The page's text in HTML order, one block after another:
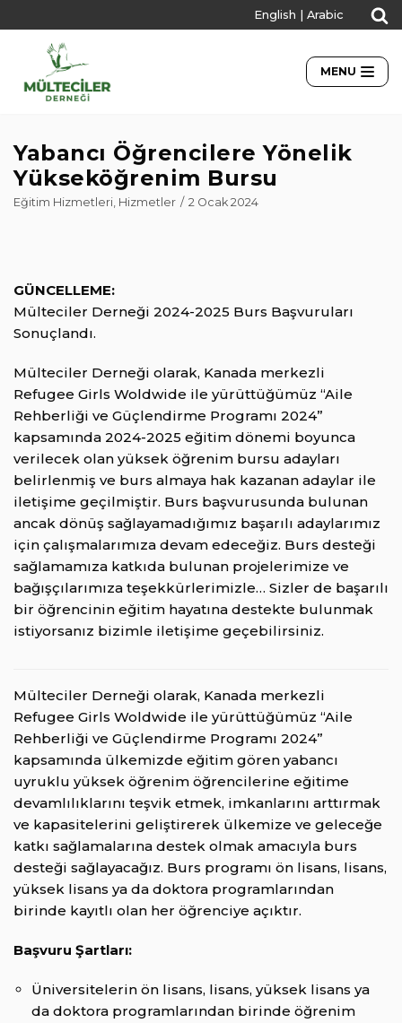
English Arabic
MENU
Yabancı Öğrencilere Yönelik
Yükseköğrenim Bursu
Eğitim Hizmetleri, Hizmetler 2 Ocak 2024
GÜNCELLEME:
Mülteciler Derneği 2024-2025 Burs Başvuruları
Sonuçlandı.
Mülteciler Derneği olarak, Kanada merkezli
Refugee Girls Woldwide ile yürüttüğümüz “Aile
Rehberliği ve Güçlendirme Programı 2024”
kapsamında 2024-2025 eğitim dönemi boyunca
verilecek olan yüksek öğrenim bursu adayları
belirlenmiş ve burs almaya hak kazanan adaylar ile
iletişime geçilmiştir. Burs başvurusunda bulunan
ancak dönüş sağlayamadığımız başarılı adaylarımız
için çalışmalarımıza devam edeceğiz. Burs desteği
sağlamamıza katkıda bulunan projelerimize ve
bağışçılarımıza teşekkürlerimizle… Sizler de başarılı
bir öğrencinin eğitim hayatına destekte bulunmak
istiyorsanız bizimle iletişime geçebilirsiniz.
Mülteciler Derneği olarak, Kanada merkezli
Refugee Girls Woldwide ile yürüttüğümüz “Aile
Rehberliği ve Güçlendirme Programı 2024”
kapsamında ülkemizde eğitim gören yabancı
uyruklu yüksek öğrenim öğrencilerine eğitime
devamlılıklarını teşvik etmek, imkanlarını arttırmak
ve kapasitelerini geliştirerek ülkemize ve geleceğe
katkı sağlamalarına destek olmak amacıyla burs
desteği sağlayacağız. Burs programı ön lisans, lisans,
yüksek lisans ya da doktora programlarından
birinde kayıtlı olan her öğrenciye açıktır.
Başvuru Şartları:
Üniversitelerin ön lisans, lisans, yüksek lisans ya
da doktora programlarından birinde öğrenim